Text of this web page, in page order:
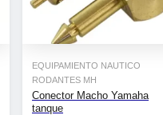
EQUIPAMIENTO NAUTICO
RODANTES MH
Conector Macho Yamaha
tanque